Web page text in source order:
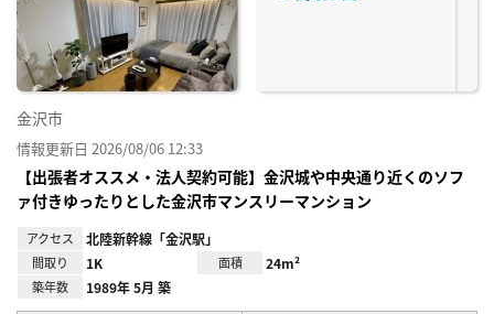
金沢市
情報更新日 2026/08/06 12:33
【出張者オススメ・法人契約可能】金沢城や中央通り近くのソフ
ァ付きゆったりとした金沢市マンスリーマンション
アクセス 北陸新幹線「金沢駅」
間取り 1K 面積 24m²
築年数 1989年 5月 築